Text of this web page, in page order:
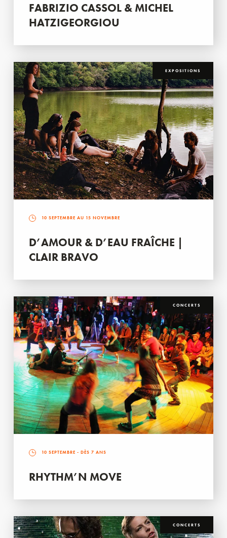
FABRIZIO CASSOL & MICHEL
HATZIGEORGIOU
EXPOSITIONS
10 SEPTEMBRE AU 15 NOVEMBRE
D’AMOUR & D’EAU FRAÎCHE |
CLAIR BRAVO
CONCERTS
10 SEPTEMBRE - DÈS 7 ANS
RHYTHM’N MOVE
CONCERTS